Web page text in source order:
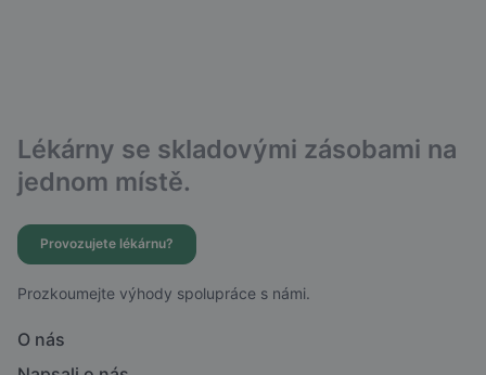
Lékárny se skladovými zásobami na
jednom místě.
Provozujete lékárnu?
Prozkoumejte výhody spolupráce s námi.
O nás